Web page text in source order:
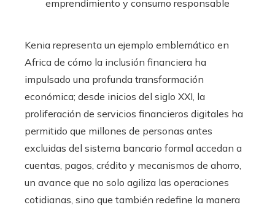
Kenia representa un ejemplo emblemático en
Africa de cómo la inclusión financiera ha
impulsado una profunda transformación
económica; desde inicios del siglo XXI, la
proliferación de servicios financieros digitales ha
permitido que millones de personas antes
excluidas del sistema bancario formal accedan a
cuentas, pagos, crédito y mecanismos de ahorro,
un avance que no solo agiliza las operaciones
cotidianas, sino que también redefine la manera